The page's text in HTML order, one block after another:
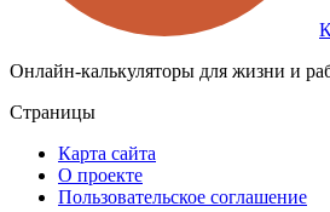
Онлайн-калькуляторы для жизни и
Страницы
Карта сайта
О проекте
Пользовательское соглашение